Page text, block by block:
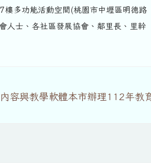
多功能活動空間(桃園市中壢區明德路
人士、各社區發展協會、鄰里長、里幹
容與教學軟體本市辦理112年教